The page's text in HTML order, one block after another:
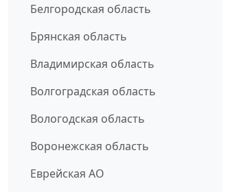
Белгородская область
Брянская область
Владимирская область
Волгоградская область
Вологодская область
Воронежская область
Еврейская АО